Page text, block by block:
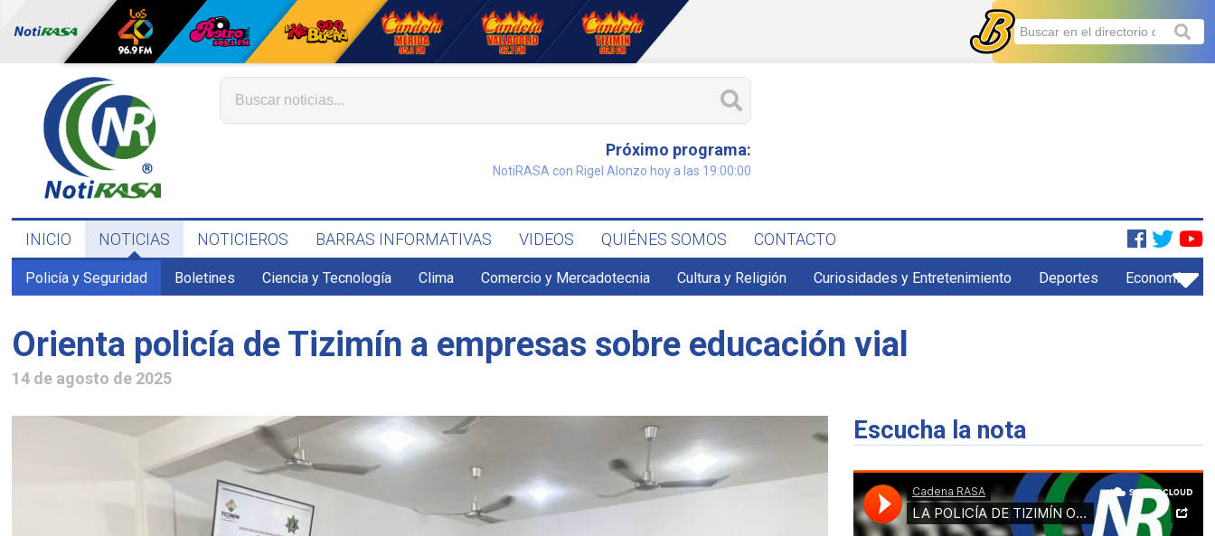
Próximo programa:
NotiRASA con Rigel Alonzo hoy a las 19:00:00
INICIO NOTICIAS NOTICIEROS BARRAS INFORMATIVAS VIDEOS QUIÉNES SOMOS CONTACTO
Policía y Seguridad Boletines Ciencia y Tecnología Clima Comercio y Mercadotecnia Cultura y Religión Curiosidades y Entretenimiento Deportes Economía
Orienta policía de Tizimín a empresas sobre educación vial
14 de agosto de 2025
Escucha la nota